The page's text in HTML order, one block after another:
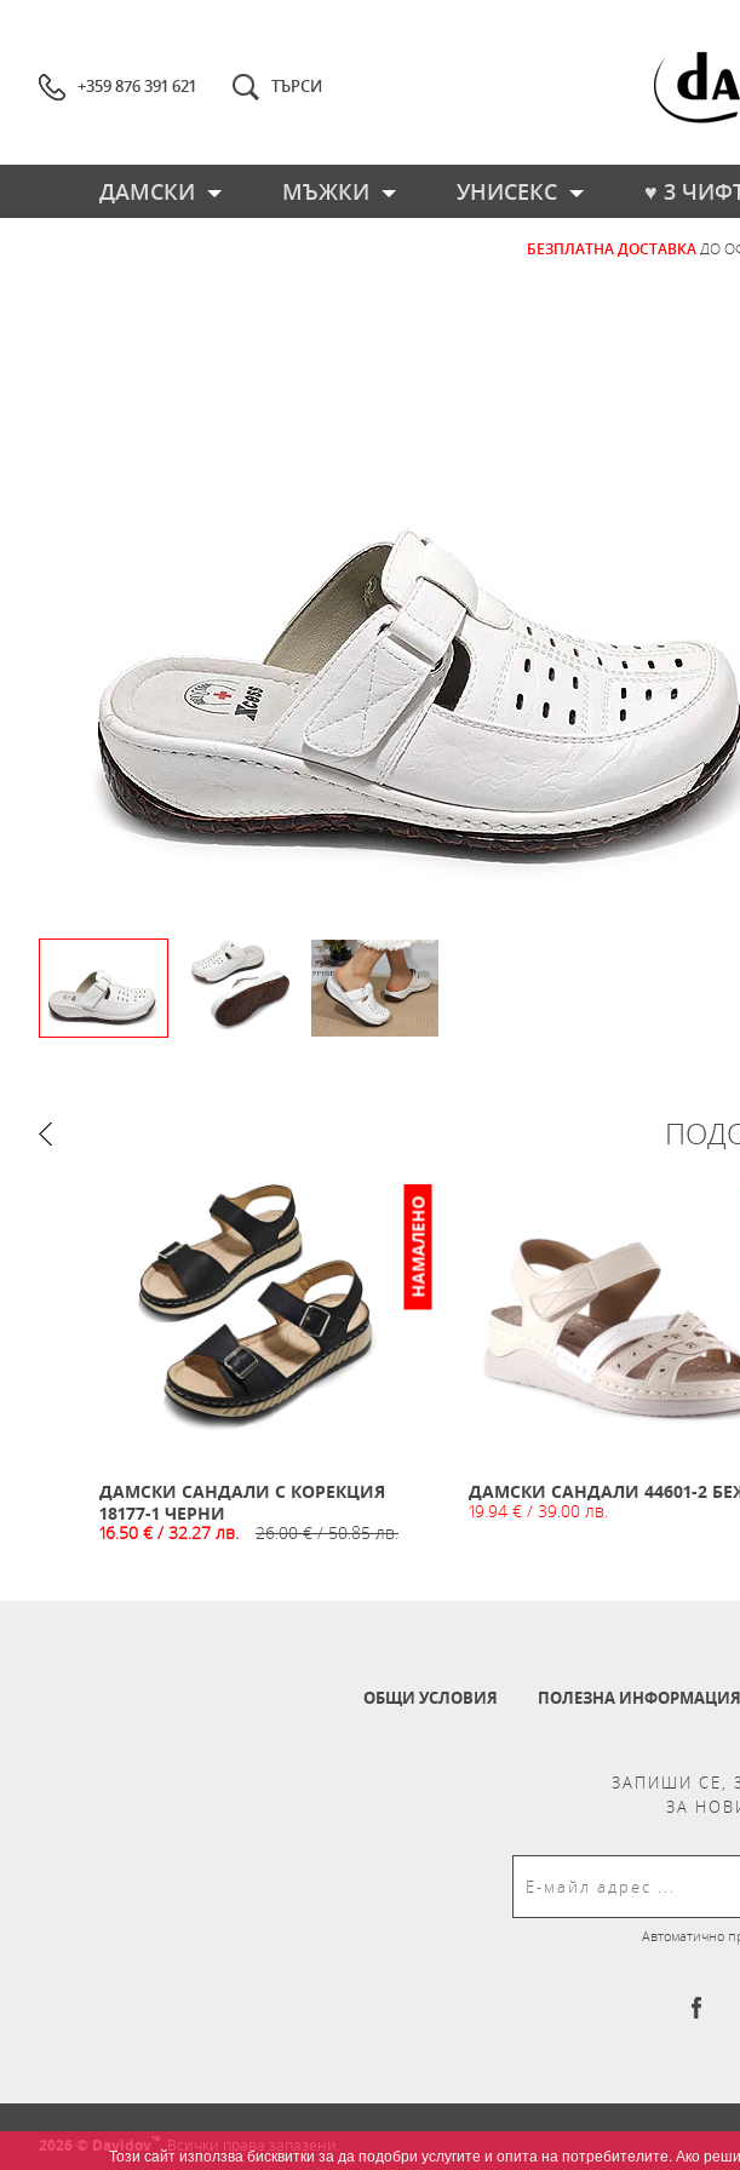
Този сайт използва бисквитки за да подобри услугите и опита на потребителите. Ако
+359 876 391 621 ТЪРСИ
ДАМСКИ МЪЖКИ УНИСЕКС ♥ 3
БЕЗПЛАТНА ДОСТАВКА ДО
НАМАЛЕНО
ДАМСКИ САНДАЛИ С КОРЕКЦИЯ
18177-1 ЧЕРНИ
16.50 € / 32.27 лв.
26.00 € / 50.85 лв.
ДАМСКИ САНДАЛИ 44601-2
19.94 € / 39.00 лв.
ОБЩИ УСЛОВИЯ ПОЛЕЗНА ИНФОРМАЦИЯ
ЗАПИШИ СЕ,
ЗА
Автоматично
2026 © Davidov™.Всички права запазени.